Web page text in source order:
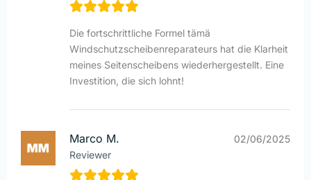
Die fortschrittliche Formel tämä
Windschutzscheibenreparateurs hat die Klarheit
meines Seitenscheibens wiederhergestellt. Eine
Investition, die sich lohnt!
Marco M.
Reviewer
02/06/2025